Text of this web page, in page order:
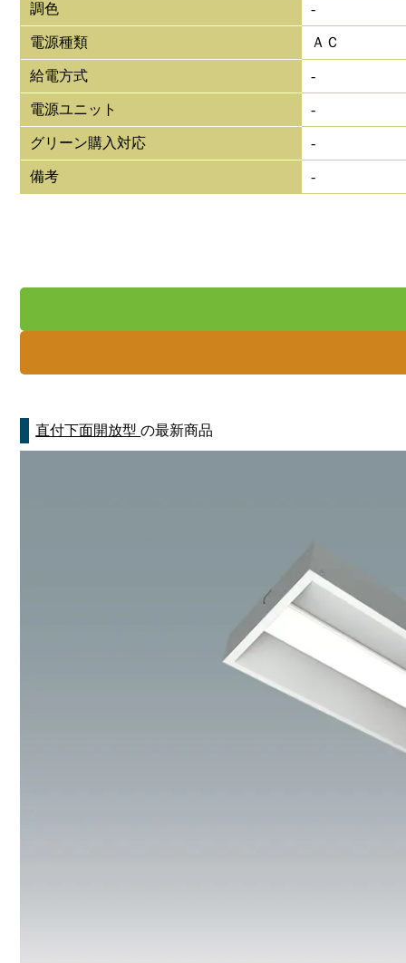
調色 -
電源種類 ＡＣ
給電方式 -
電源ユニット -
グリーン購入対応 -
備考 -
直付下面開放型の最新商品